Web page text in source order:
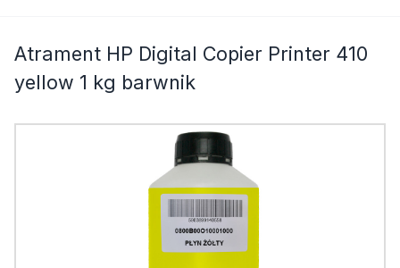
Atrament HP Digital Copier Printer 410
yellow 1 kg barwnik